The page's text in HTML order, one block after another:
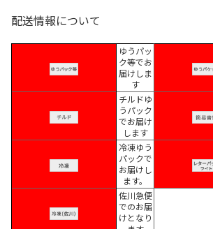
配送情報について
ゆうパッ
ク等でお
届けしま
す
チルドゆ
うパック
でお届け
します
冷凍ゆう
パックで
お届けし
ます。
佐川急便
でのお届
けとなり